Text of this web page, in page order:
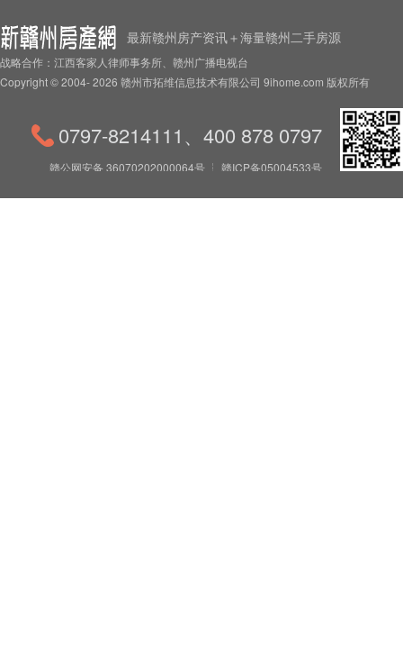
最新赣州房产资讯＋海量赣州二手房源
战略合作：江西客家人律师事务所、赣州广播电视台
Copyright © 2004-2026 赣州市拓维信息技术有限公司 9ihome.com 版权所有
0797-8214111、400 878 0797
赣公网安备 36070202000064号 ┆ 赣ICP备05004533号